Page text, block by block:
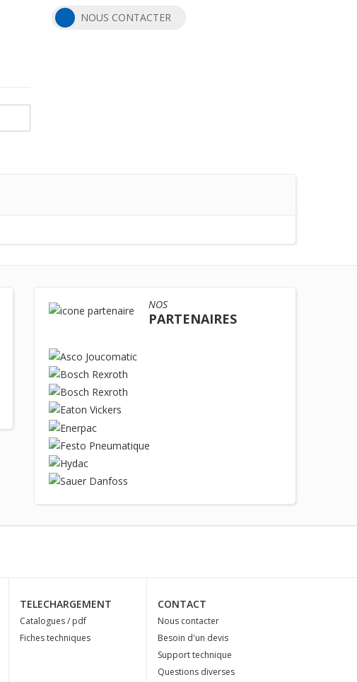
NOUS CONTACTER
NOS
PARTENAIRES
TELECHARGEMENT
Catalogues / pdf
Fiches techniques
CONTACT
Nous contacter
Besoin d'un devis
Support technique
Questions diverses